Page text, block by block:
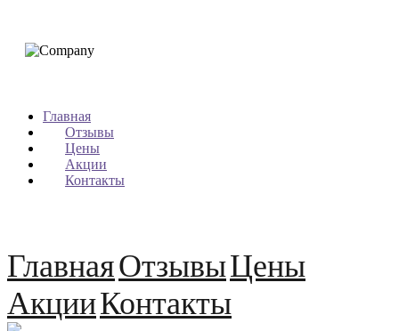
Главная
Отзывы
Цены
Акции
Контакты
ГлавнаяОтзывыЦены
АкцииКонтакты